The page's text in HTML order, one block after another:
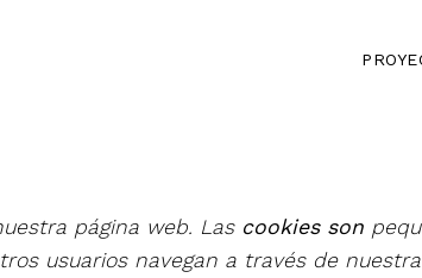
página web. Las cookies son
usuarios navegan a través de